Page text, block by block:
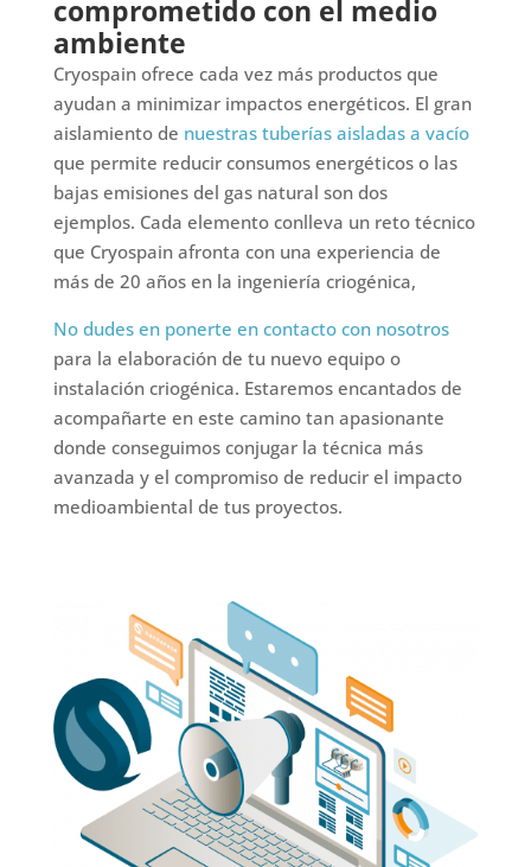
comprometido con el medio
ambiente
Cryospain ofrece cada vez más productos que
ayudan a minimizar impactos energéticos. El gran
aislamiento de nuestras tuberías aisladas a vacío
que permite reducir consumos energéticos o las
bajas emisiones del gas natural son dos
ejemplos. Cada elemento conlleva un reto técnico
que Cryospain afronta con una experiencia de
más de 20 años en la ingeniería criogénica,
No dudes en ponerte en contacto con nosotros
para la elaboración de tu nuevo equipo o
instalación criogénica. Estaremos encantados de
acompañarte en este camino tan apasionante
donde conseguimos conjugar la técnica más
avanzada y el compromiso de reducir el impacto
medioambiental de tus proyectos.